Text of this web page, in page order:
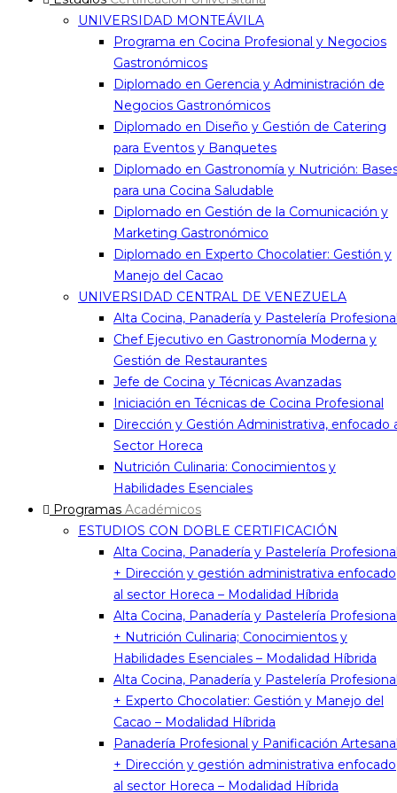
UNIVERSIDAD MONTEÁVILA
Programa en Cocina Profesional y Negocios
Gastronómicos
Diplomado en Gerencia y Administración de
Negocios Gastronómicos
Diplomado en Diseño y Gestión de Catering
para Eventos y Banquetes
Diplomado en Gastronomía y Nutrición:
para una Cocina Saludable
Diplomado en Gestión de la Comunicación y
Marketing Gastronómico
Diplomado en Experto Chocolatier: Gestión y
Manejo del Cacao
UNIVERSIDAD CENTRAL DE VENEZUELA
Alta Cocina, Panadería y Pastelería
Chef Ejecutivo en Gastronomía Moderna y
Gestión de Restaurantes
Jefe de Cocina y Técnicas Avanzadas
Iniciación en Técnicas de Cocina Profesional
Dirección y Gestión Administrativa, enfocado
Sector Horeca
Nutrición Culinaria: Conocimientos y
Habilidades Esenciales
Programas Académicos
ESTUDIOS CON DOBLE CERTIFICACIÓN
Alta Cocina, Panadería y Pastelería
+ Dirección y gestión administrativa enfocado
al sector Horeca – Modalidad Híbrida
Alta Cocina, Panadería y Pastelería
+ Nutrición Culinaria; Conocimientos y
Habilidades Esenciales – Modalidad Híbrida
Alta Cocina, Panadería y Pastelería
+ Experto Chocolatier: Gestión y Manejo del
Cacao – Modalidad Híbrida
Panadería Profesional y Panificación
+ Dirección y gestión administrativa enfocado
al sector Horeca – Modalidad Híbrida